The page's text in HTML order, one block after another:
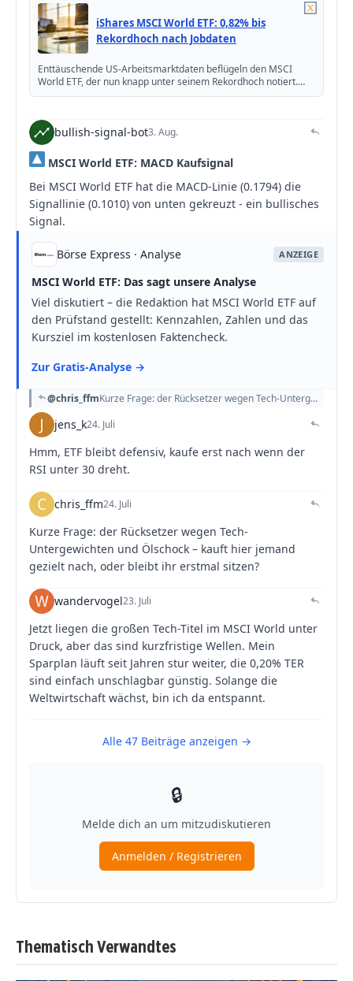
Thematisch Verwandtes